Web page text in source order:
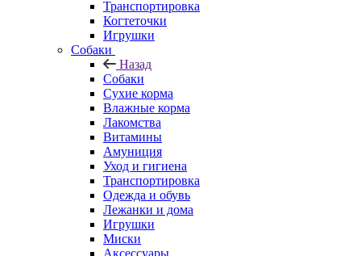
Транспортировка
Когтеточки
Игрушки
Собаки
Назад
Собаки
Сухие корма
Влажные корма
Лакомства
Витамины
Амуниция
Уход и гигиена
Транспортировка
Одежда и обувь
Лежанки и дома
Игрушки
Миски
Аксессуары